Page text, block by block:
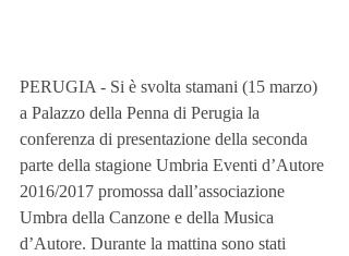
PERUGIA - Si è svolta stamani (15 marzo)
a Palazzo della Penna di Perugia la
conferenza di presentazione della seconda
parte della stagione Umbria Eventi d’Autore
2016/2017 promossa dall’associazione
Umbra della Canzone e della Musica
d’Autore. Durante la mattina sono stati